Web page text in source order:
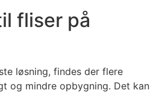
fliser på
løsning, findes der flere
og mindre opbygning. Det kan